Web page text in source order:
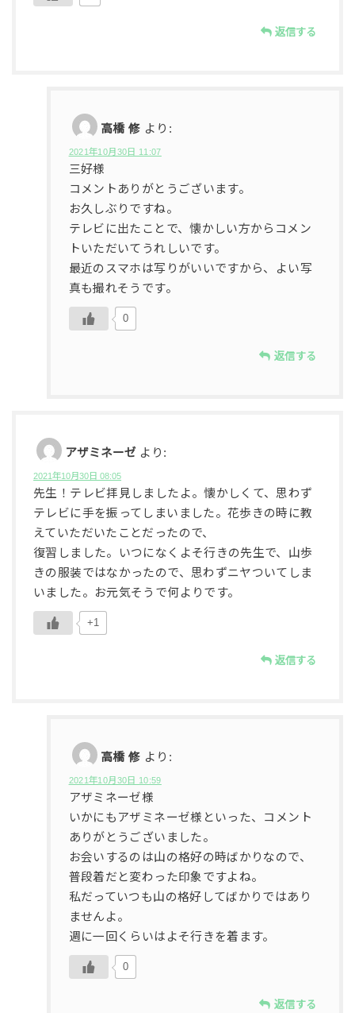
返信する
高橋 修 より:
2021年10月30日 11:07
三好様
コメントありがとうございます。
お久しぶりですね。
テレビに出たことで、懐かしい方からコメン
トいただいてうれしいです。
最近のスマホは写りがいいですから、よい写
真も撮れそうです。
0
返信する
アザミネーゼ より:
2021年10月30日 08:05
先生！テレビ拝見しましたよ。懐かしくて、思わず
テレビに手を振ってしまいました。花歩きの時に教
えていただいたことだったので、
復習しました。いつになくよそ行きの先生で、山歩
きの服装ではなかったので、思わずニヤついてしま
いました。お元気そうで何よりです。
+1
返信する
高橋 修 より:
2021年10月30日 10:59
アザミネーゼ様
いかにもアザミネーゼ様といった、コメント
ありがとうございました。
お会いするのは山の格好の時ばかりなので、
普段着だと変わった印象ですよね。
私だっていつも山の格好してばかりではあり
ませんよ。
週に一回くらいはよそ行きを着ます。
0
返信する